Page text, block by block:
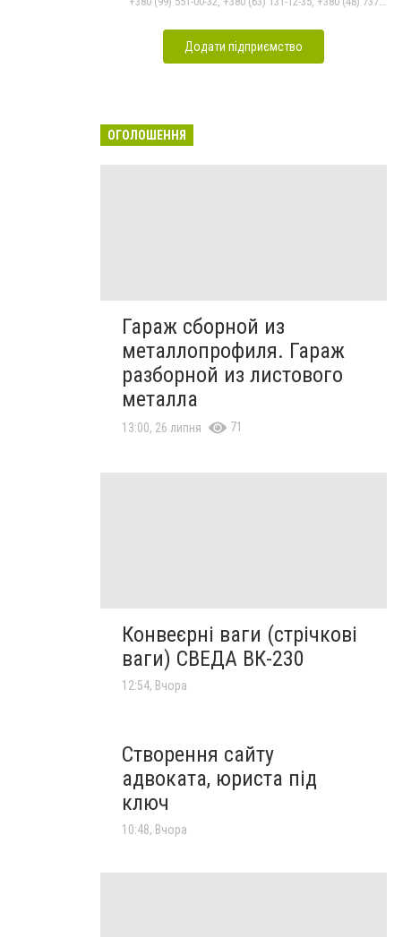
Додати підприємство
ОГОЛОШЕННЯ
Гараж сборной из
металлопрофиля. Гараж
разборной из листового
металла
13:00, 26 липня 71
Конвеєрні ваги (стрічкові
ваги) СВЕДА ВК-230
12:54, Вчора
Створення сайту
адвоката, юриста під
ключ
10:48, Вчора